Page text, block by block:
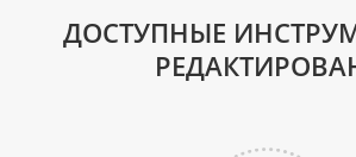
ДОСТУПНЫЕ